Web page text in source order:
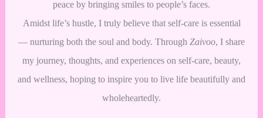
peace by bringing smiles to people’s faces.
Amidst life’s hustle, I truly believe that self-care is essential
— nurturing both the soul and body. Through Zaivoo, I share
my journey, thoughts, and experiences on self-care, beauty,
and wellness, hoping to inspire you to live life beautifully and
wholeheartedly.